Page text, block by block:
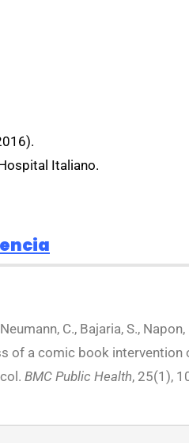
Italiano.
C., Bajaria, S., Napon,
of a comic book
BMC Public Health, 25(1),